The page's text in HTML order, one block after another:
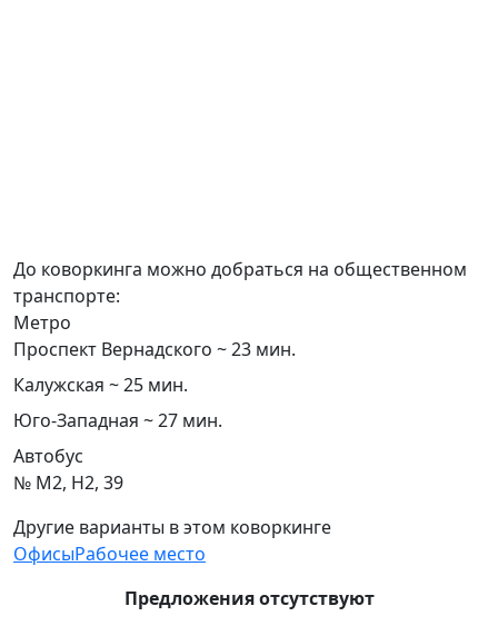
До коворкинга можно добраться на общественном
транспорте:
Метро
Проспект Вернадского ~ 23 мин.
Калужская ~ 25 мин.
Юго-Западная ~ 27 мин.
Автобус
№ М2, Н2, 39
Другие варианты в этом коворкинге
ОфисыРабочее место
Предложения отсутствуют